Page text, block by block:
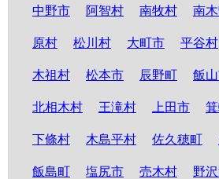
中野市 阿智村 南牧村 南
原村 松川村 大町市 平谷村
木祖村 松本市 辰野町 飯
北相木村 王滝村 上田市
下條村 木島平村 佐久穂町
飯島町 塩尻市 売木村 野